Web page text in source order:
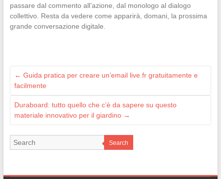
passare dal commento all’azione, dal monologo al dialogo
collettivo. Resta da vedere come apparirà, domani, la prossima
grande conversazione digitale.
← Guida pratica per creare un’email live.fr gratuitamente e
facilmente
Duraboard: tutto quello che c’è da sapere su questo
materiale innovativo per il giardino →
Search